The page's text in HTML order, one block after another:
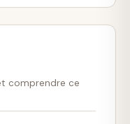
comprendre ce